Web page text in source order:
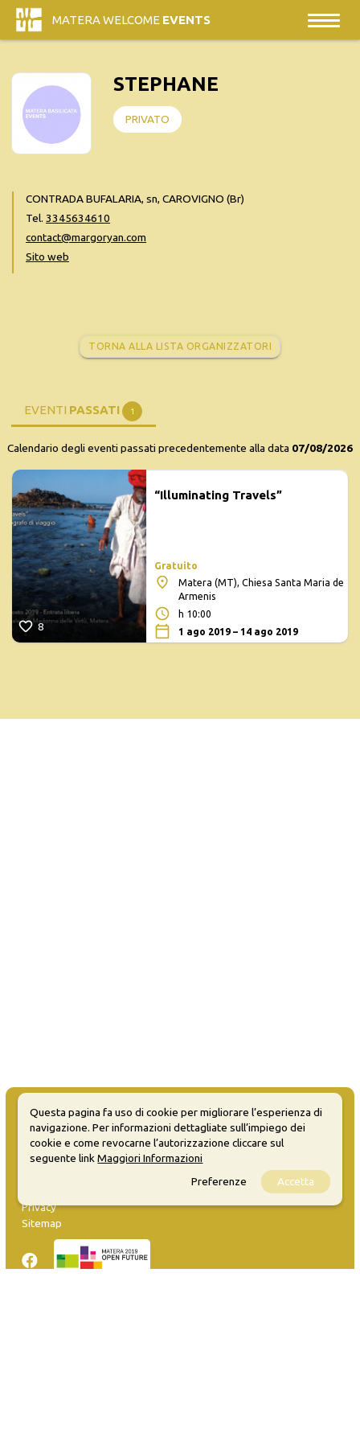
MATERA WELCOME EVENTS
STEPHANE
PRIVATO
CONTRADA BUFALARIA, sn, CAROVIGNO (Br)
Tel. 3345634610
contact@margoryan.com
Sito web
TORNA ALLA LISTA ORGANIZZATORI
EVENTI PASSATI 1
Calendario degli eventi passati precedentemente alla data 07/08/2026
8
“Illuminating Travels”
Gratuito
Matera (MT), Chiesa Santa Maria de
Armenis
h 10:00
1 ago 2019 – 14 ago 2019
MATERA WELCOME EVENTS
Privacy
Sitemap
Questa pagina fa uso di cookie per migliorare l’esperienza di
navigazione. Per informazioni dettagliate sull’impiego dei
cookie e come revocarne l’autorizzazione cliccare sul
seguente linkMaggiori Informazioni
Preferenze
Accetta